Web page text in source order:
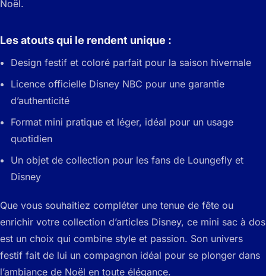
Noël.
Les atouts qui le rendent unique :
Design festif et coloré parfait pour la saison hivernale
Licence officielle Disney NBC pour une garantie
d’authenticité
Format mini pratique et léger, idéal pour un usage
quotidien
Un objet de collection pour les fans de Loungefly et
Disney
Que vous souhaitiez compléter une tenue de fête ou
enrichir votre collection d’articles Disney, ce mini sac à dos
est un choix qui combine style et passion. Son univers
festif fait de lui un compagnon idéal pour se plonger dans
l’ambiance de Noël en toute élégance.